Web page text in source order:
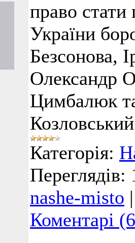
право стати
України
Безсонова,
Олександр
Цимбалюк
Козловський
Категорія:
Переглядів:
nashe-misto
Коментарі